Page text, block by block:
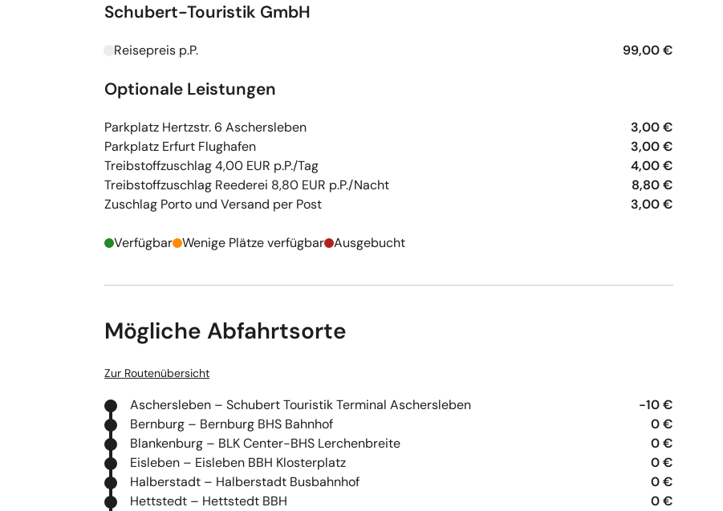
Schubert-Touristik GmbH
Kapazitäten werden geladen
Reisepreis p.P. 99,00 €
Optionale Leistungen
Parkplatz Hertzstr. 6 Aschersleben
3,00 €
Parkplatz Erfurt Flughafen
3,00 €
Treibstoffzuschlag 4,00 EUR p.P./Tag
4,00 €
Treibstoffzuschlag Reederei 8,80 EUR p.P./Nacht
8,80 €
Zuschlag Porto und Versand per Post
3,00 €
Verfügbar Wenige Plätze verfügbar Ausgebucht
Mögliche Abfahrtsorte
Zur Routenübersicht
Aschersleben – Schubert Touristik Terminal Aschersleben
-10 €
Bernburg – Bernburg BHS Bahnhof
0 €
Blankenburg – BLK Center-BHS Lerchenbreite
0 €
Eisleben – Eisleben BBH Klosterplatz
0 €
Halberstadt – Halberstadt Busbahnhof
0 €
Hettstedt – Hettstedt BBH
0 €